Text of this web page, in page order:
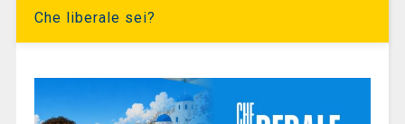
Che liberale sei?